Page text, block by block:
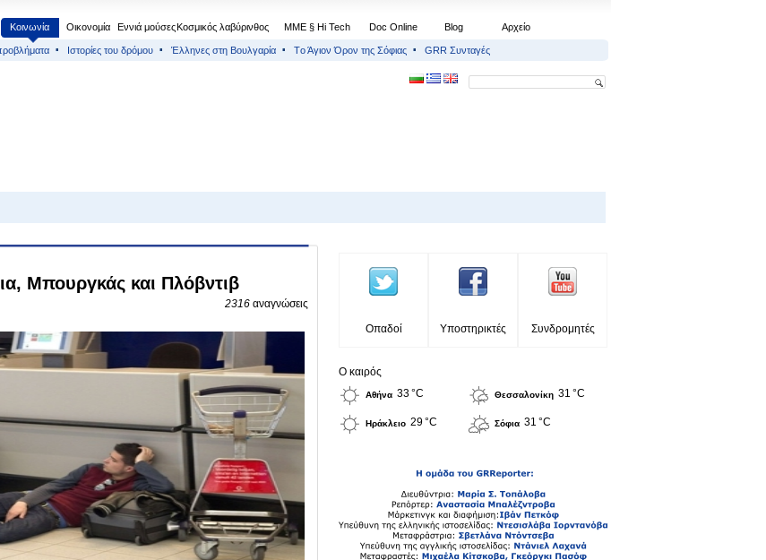
Κοινωνία Οικονομία Εννιά μούσεςΚοσμικός λαβύρινθος МΜΕ § Hi Tech Doc Online Blog Αρχείο
Ιστορίες του δρόμου Έλληνες στη Βουλγαρία Тο Άγιον Όρον της Σόφιας GRR Συνταγές
Μπουργκάς και Πλόβντιβ
2316 αναγνώσεις
Οπαδοί Υποστηρικτές Συνδρομητές
Ο καιρός
Αθήνα 33 °C Θεσσαλονίκη 31 °C
Ηράκλειο 29 °C Σόφια 31 °C